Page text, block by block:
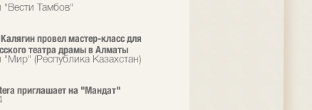
"Вести Тамбов"
провел мастер-класс для
театра драмы в Алматы
"Мир" (Республика Казахстан)
приглашает на "Мандат"